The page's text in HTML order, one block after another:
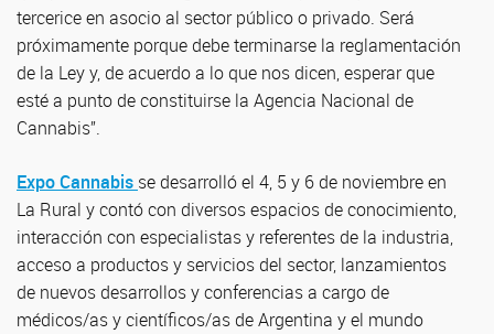
tercerice en asocio al sector público o privado. Será
próximamente porque debe terminarse la reglamentación
de la Ley y, de acuerdo a lo que nos dicen, esperar que
esté a punto de constituirse la Agencia Nacional de
Cannabis”.
Expo Cannabis se desarrolló el 4, 5 y 6 de noviembre en
La Rural y contó con diversos espacios de conocimiento,
interacción con especialistas y referentes de la industria,
acceso a productos y servicios del sector, lanzamientos
de nuevos desarrollos y conferencias a cargo de
médicos/as y científicos/as de Argentina y el mundo